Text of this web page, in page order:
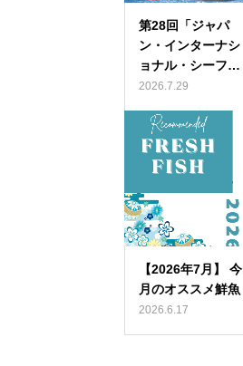
第28回「ジャパ
ン・インターナシ
ョナル・シーフ…
2026.7.29
【2026年7月】 今
月のオススメ鮮魚
2026.6.17